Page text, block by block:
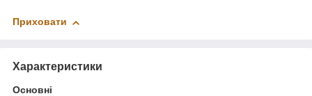
Приховати
Характеристики
Основні